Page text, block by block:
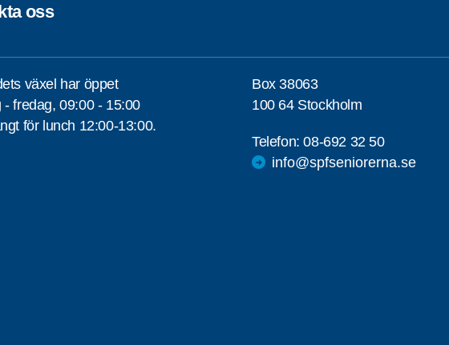
oss
växel har öppet
- fredag, 09:00 - 15:00
för lunch 12:00-13:00.
Box 38063
100 64 Stockholm
Telefon:08-692 32 50
info@spfseniorerna.se